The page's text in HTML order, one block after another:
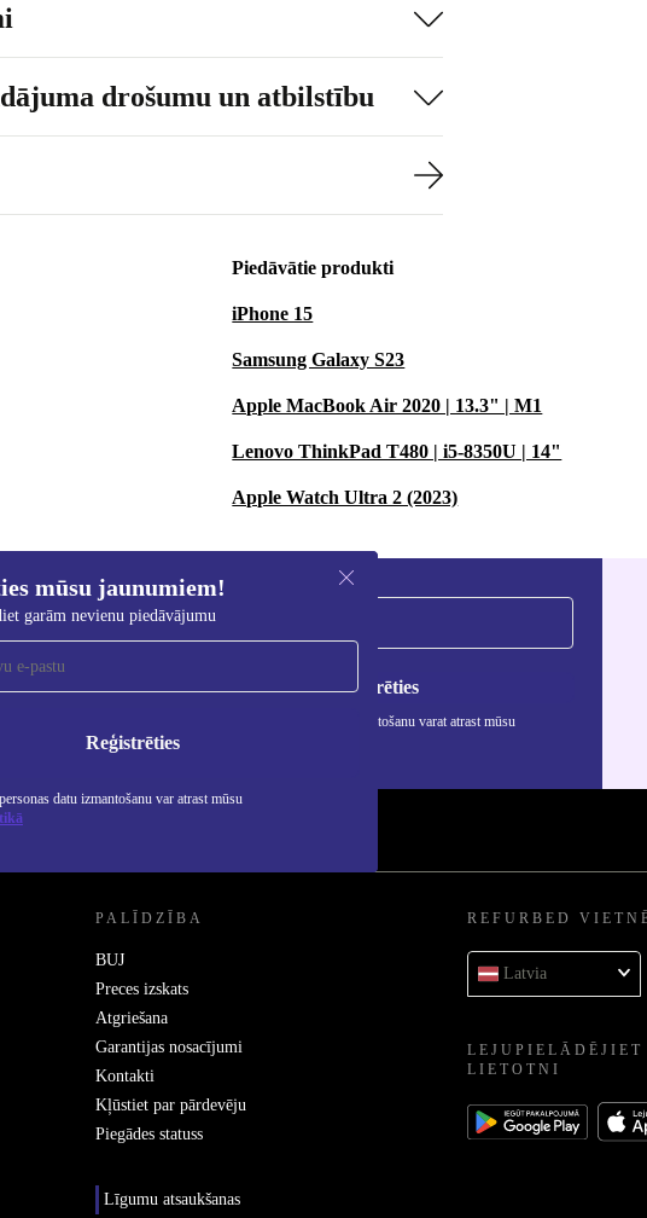
drošumu un atbilstību
Piedāvātie produkti
iPhone 15
Samsung Galaxy S23
Apple MacBook Air 2020 | 13.3" | M1
Lenovo ThinkPad T480 | i5-8350U | 14"
Apple Watch Ultra 2 (2023)
mūsu jaunumiem!
garām nevienu piedāvājumu
Reģistrēties
datu izmantošanu var atrast mūsu
nevienu
Reģistrēties
Informāciju par personas datu izmantošanu varat atrast mūsu
Privātuma politikā
PALĪDZĪBA
BUJ
Preces izskats
Atgriešana
Garantijas nosacījumi
Kontakti
Kļūstiet par pārdevēju
Piegādes statuss
Līgumu atsaukšanas
REFURBED
Latvia
LEJUPIELĀDĒJIET
LIETOTNI